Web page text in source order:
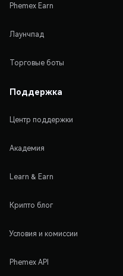
Phemex Earn
Лаунчпад
Торговые боты
Поддержка
Центр поддержки
Академия
Learn & Earn
Крипто блог
Условия и комиссии
Phemex API